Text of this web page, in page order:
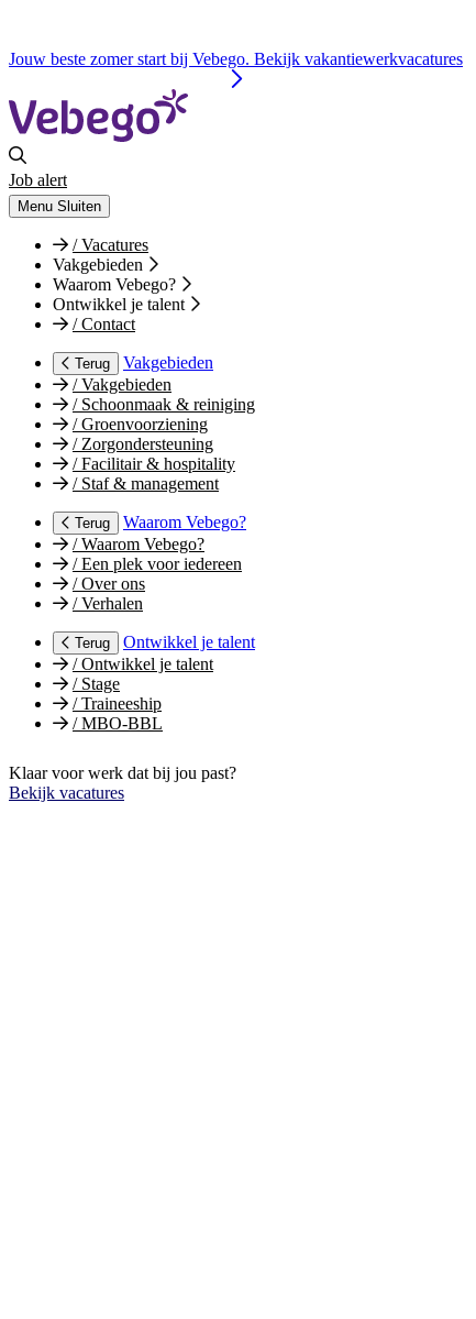
Jouw beste zomer start bij Vebego. Bekijk vakantiewerkvacatures
Job alert
Menu Sluiten
/Vacatures
Vakgebieden
Waarom Vebego?
Ontwikkel je talent
/Contact
Terug
Vakgebieden
/Vakgebieden
/Schoonmaak & reiniging
/Groenvoorziening
/Zorgondersteuning
/Facilitair & hospitality
/Staf & management
Terug
Waarom Vebego?
/Waarom Vebego?
/Een plek voor iedereen
/Over ons
/Verhalen
Terug
Ontwikkel je talent
/Ontwikkel je talent
/Stage
/Traineeship
/MBO-BBL
Klaar voor werk dat bij jou past?
Bekijk vacatures